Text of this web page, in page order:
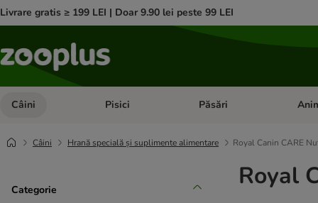
Livrare gratis ≥ 199 LEI | Doar 9.90 lei peste 99 LEI
Câini Deschideți meniul cu categorii: Câini
Pisici Deschideți meniul cu
Păsări
Câini Hrană specială și suplimente alimentare Royal Canin CARE
Categorie Royal